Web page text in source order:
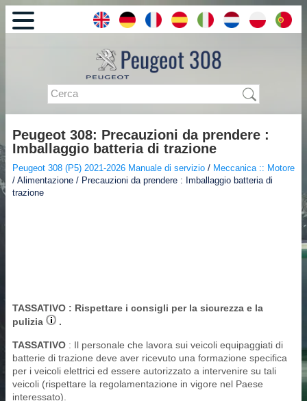
Peugeot 308: Precauzioni da prendere :
Imballaggio batteria di trazione
Peugeot 308 (P5) 2021-2026 Manuale di servizio / Meccanica :: Motore
/ Alimentazione / Precauzioni da prendere : Imballaggio batteria di
trazione
TASSATIVO : Rispettare i consigli per la sicurezza e la
pulizia
.
TASSATIVO : Il personale che lavora sui veicoli equipaggiati di
batterie di trazione deve aver ricevuto una formazione specifica
per i veicoli elettrici ed essere autorizzato a intervenire su tali
veicoli (rispettare la regolamentazione in vigore nel Paese
interessato).